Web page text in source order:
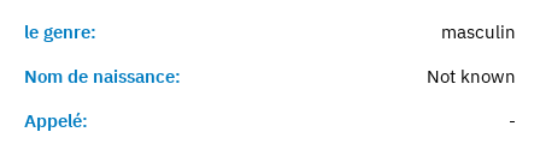
le genre:
masculin
Nom de naissance:
Not known
Appelé:
-